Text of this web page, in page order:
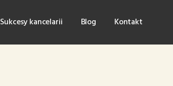
Sukcesy kancelarii Blog Kontakt